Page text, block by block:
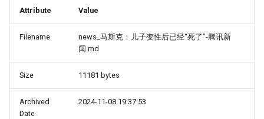
Attribute Value
Filename
news_马斯克：儿子变性后已经“死了”-腾讯新
闻.md
Size 11181 bytes
Archived
Date
2024-11-08 19:37:53